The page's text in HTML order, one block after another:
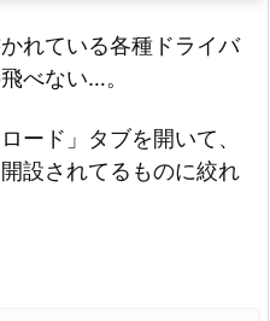
れている各種ドライバ
べない…。
ード」タブを開いて、
設されてるものに絞れ